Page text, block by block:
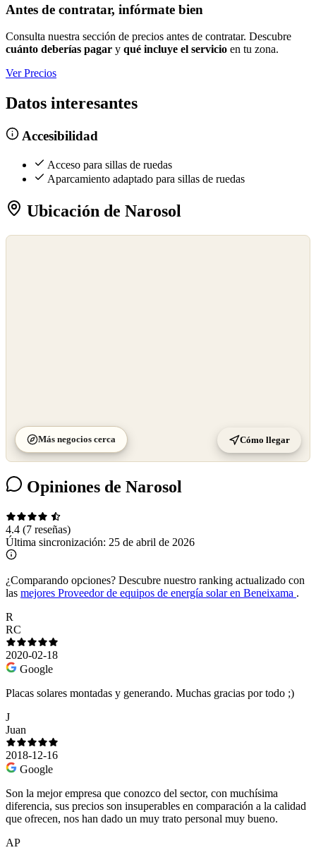
Antes de contratar, infórmate bien
Consulta nuestra sección de precios antes de contratar. Descubre
cuánto deberías pagar y qué incluye el servicio en tu zona.
Ver Precios
Datos interesantes
Accesibilidad
Acceso para sillas de ruedas
Aparcamiento adaptado para sillas de ruedas
Ubicación de Narosol
Más negocios cerca Cómo llegar
Opiniones de Narosol
4.4 (7 reseñas)
Última sincronización: 25 de abril de 2026
¿Comparando opciones? Descubre nuestro ranking actualizado con
las mejores Proveedor de equipos de energía solar en Beneixama .
R
RC
2020-02-18
Google
Placas solares montadas y generando. Muchas gracias por todo ;)
J
Juan
2018-12-16
Google
Son la mejor empresa que conozco del sector, con muchísima
diferencia, sus precios son insuperables en comparación a la calidad
que ofrecen, nos han dado un muy trato personal muy bueno.
AP